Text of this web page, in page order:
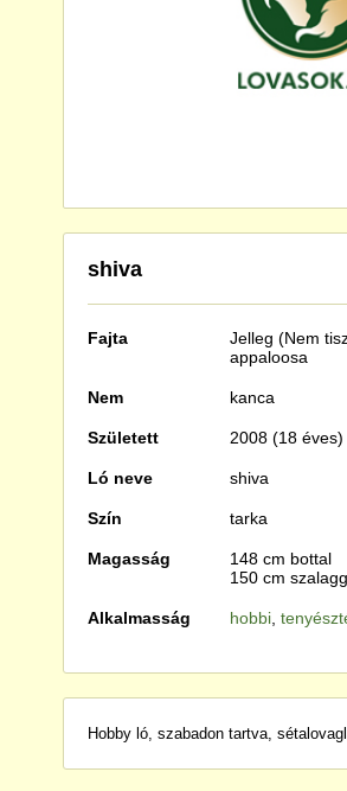
shiva
Fajta
Jelleg (Nem
appaloosa
Nem kanca
Született 2008 (18 éves)
Ló neve shiva
Szín tarka
Magasság
148 cm bottal
150 cm
Alkalmasság hobbi,
Hobby ló, szabadon tartva,